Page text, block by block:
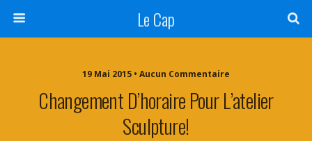
Le Cap
19 Mai 2015 • Aucun Commentaire
Changement D’horaire Pour L’atelier
Sculpture!